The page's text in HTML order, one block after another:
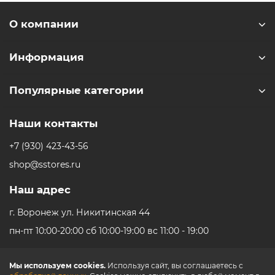
Стандарт Wi-Fi: 4 (802.11n), 5 (802.11ac), 6 (802.11ax)
QZSS, ГЛОНАСС
Память и процессор
Количество ядер процессора: 6
Питание
Аккумулятор: несъемный
Емкость аккумулятора: 3877 мА*ч
Тип разъема для зарядки: USB-C
Мы используем cookies. Используя сайт, вы соглашаетесь с
О компании
Информация
Популярные категории
Наши контакты
+7 (930) 423-43-56
shop@sstores.ru
Наш адрес
г. Воронеж ул. Никитинская 44
пн-пт 10:00-20:00 сб 10:00-19:00 вс 11:00 - 19:00